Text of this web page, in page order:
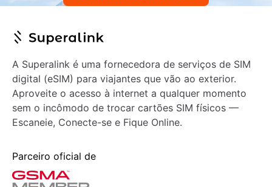
A Superalink é uma fornecedora de serviços de SIM
digital (eSIM) para viajantes que vão ao exterior.
Aproveite o acesso à internet a qualquer momento
sem o incômodo de trocar cartões SIM físicos —
Escaneie, Conecte-se e Fique Online.
Parceiro oficial de